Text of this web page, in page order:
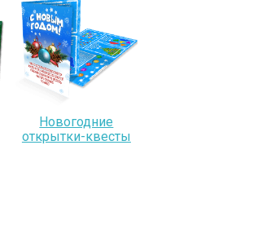
Новогодние
открытки-квесты